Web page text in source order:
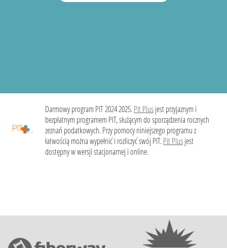
Darmowy program PIT 2024 2025.Pit Plusjest przyjaznym i
bezpłatnym programem PIT, służącym do sporządzenia rocznych
zeznań podatkowych. Przy pomocy niniejszego programu z
łatwością można wypełnić i rozliczyć swój PIT.Pit Plusjest
dostępny w wersji stacjonarnej i online.